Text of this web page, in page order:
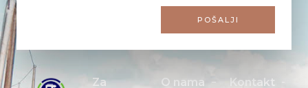
POŠALJI
Za
O nama Kontakt